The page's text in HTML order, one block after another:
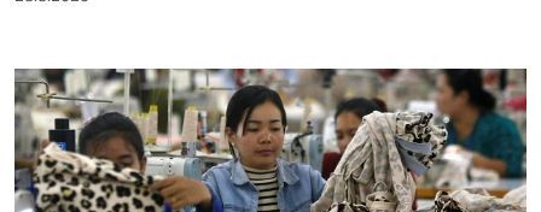
fragen & hilfe
unterstützen
abo